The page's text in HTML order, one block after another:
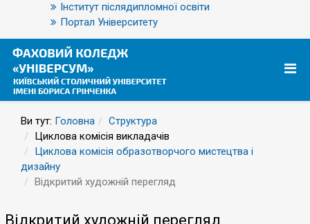
Інститут післядипломної освіти
Портал Університету
Ви тут: Головна
Структура
Циклова комісія викладачів
Циклова комісія образотворчого мистецтва і
дизайну
Відкритий художній перегляд
Відкритий художній перегляд